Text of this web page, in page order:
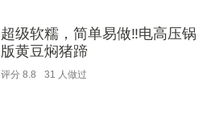
超级软糯，简单易做‼️电高压锅
版黄豆焖猪蹄
评分 8.8 31 人做过